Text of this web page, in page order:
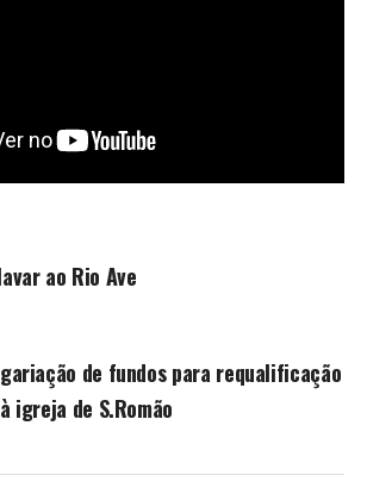
ao Rio Ave
de fundos para requalificação
igreja de S.Romão